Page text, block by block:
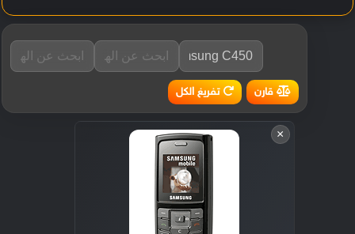
قارن تفريغ الكل
×